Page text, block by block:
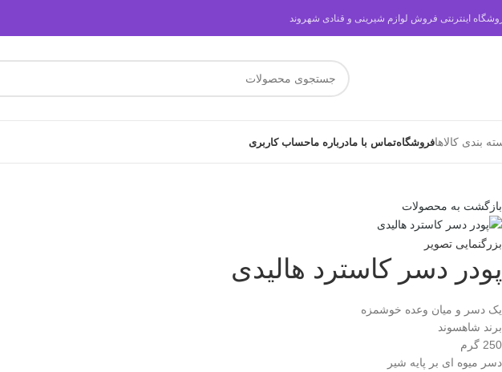
اینترنتی فروش لوازم شیرینی و قنادی شهروند
بندی کالاهافروشگاهتماس با مادرباره ماحساب کاربری
بازگشت به محصولات
بزرگنمایی تصویر
پودر دسر کاسترد هالیدی
یک دسر و میان وعده خوشمزه
برند شاهسوند
250 گرم
دسر میوه ای بر پایه شیر